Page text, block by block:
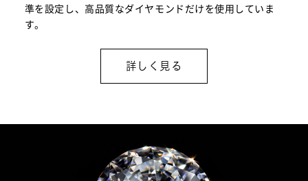
準を設定し、高品質なダイヤモンドだけを使用していま
す。
詳しく見る